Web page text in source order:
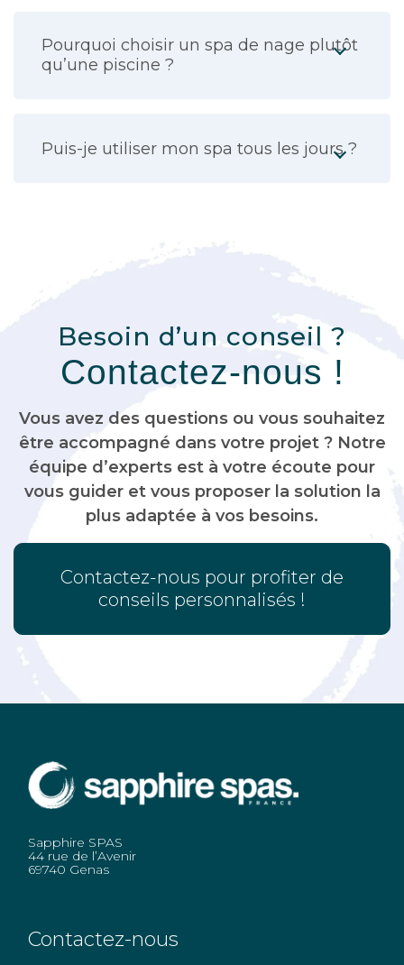
Pourquoi choisir un spa de nage plutôt
qu’une piscine ?
Puis-je utiliser mon spa tous les jours ?
Besoin d’un conseil ?
Contactez-nous !
Vous avez des questions ou vous souhaitez
être accompagné dans votre projet ? Notre
équipe d’experts est à votre écoute pour
vous guider et vous proposer la solution la
plus adaptée à vos besoins.
Contactez-nous pour profiter de
conseils personnalisés !
Sapphire SPAS
44 rue de l’Avenir
69740 Genas
Contactez-nous